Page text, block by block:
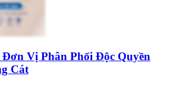
Vị Phân Phối Độc Quyền
Cát